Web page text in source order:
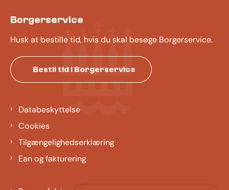
Borgerservice
Husk at bestille tid, hvis du skal besøge Borgerservice.
Bestil tid i Borgerservice
Databeskyttelse
Cookies
Tilgængelighedserklæring
Ean og fakturering